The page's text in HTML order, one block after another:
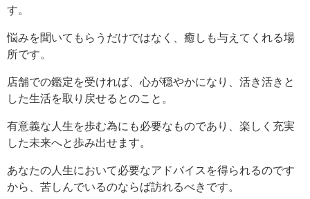
す。
悩みを聞いてもらうだけではなく、癒しも与えてくれる場
所です。
店舗での鑑定を受ければ、心が穏やかになり、活き活きと
した生活を取り戻せるとのこと。
有意義な人生を歩む為にも必要なものであり、楽しく充実
した未来へと歩み出せます。
あなたの人生において必要なアドバイスを得られるのです
から、苦しんでいるのならば訪れるべきです。